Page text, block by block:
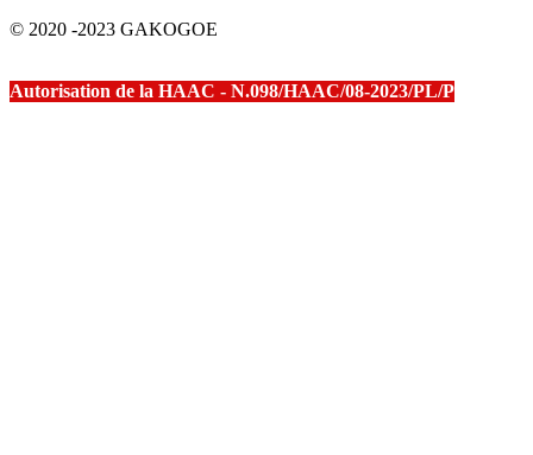
© 2020 -2023 GAKOGOE
Autorisation de la HAAC - N.098/HAAC/08-2023/PL/P